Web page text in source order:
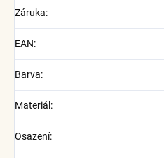
Záruka:
EAN:
Barva:
Materiál :
Osazení: